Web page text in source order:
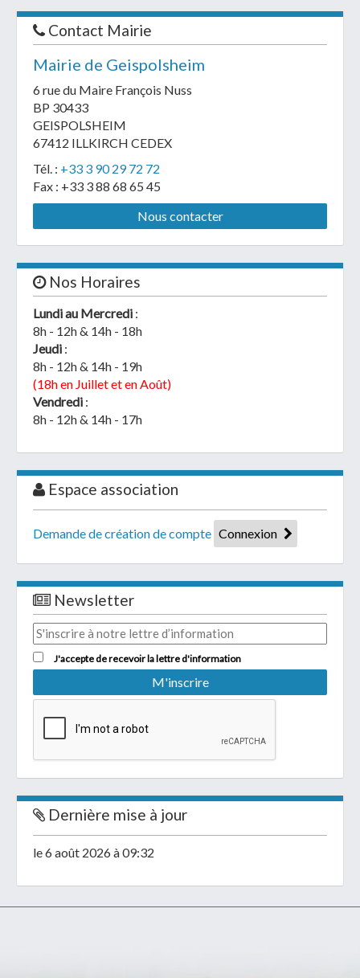
Contact Mairie
Mairie de Geispolsheim
6 rue du Maire François Nuss
BP 30433
GEISPOLSHEIM
67412 ILLKIRCH CEDEX
Tél. : +33 3 90 29 72 72
Fax : +33 3 88 68 65 45
Nous contacter
Nos Horaires
Lundi au Mercredi :
8h - 12h & 14h - 18h
Jeudi :
8h - 12h & 14h - 19h
(18h en Juillet et en Août)
Vendredi :
8h - 12h & 14h - 17h
Espace association
Demande de création de compte Connexion
Newsletter
J'accepte de recevoir la lettre d'information
Dernière mise à jour
le 6 août 2026 à 09:32